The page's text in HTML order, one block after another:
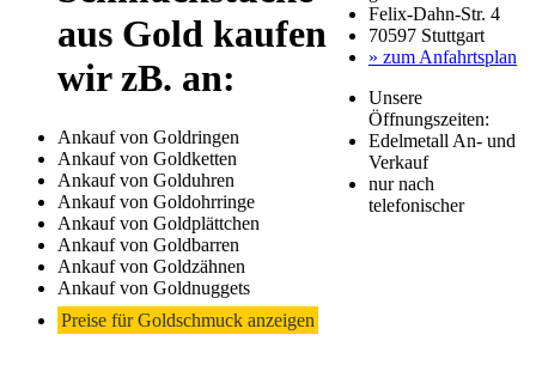
aus Gold kaufen
wir zB. an:
Ankauf von Goldringen
Ankauf von Goldketten
Ankauf von Golduhren
Ankauf von Goldohrringe
Ankauf von Goldplättchen
Ankauf von Goldbarren
Ankauf von Goldzähnen
Ankauf von Goldnuggets
Preise für Goldschmuck anzeigen
Felix-Dahn-Str. 4
70597 Stuttgart
» zum Anfahrtsplan
Unsere
Öffnungszeiten:
Edelmetall An- und
Verkauf
nur nach
telefonischer